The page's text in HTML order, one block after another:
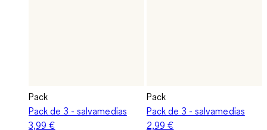
Pack
Pack de 3 - salvamedias
3,99 €
Pack
Pack de 3 - salvamedias
2,99 €